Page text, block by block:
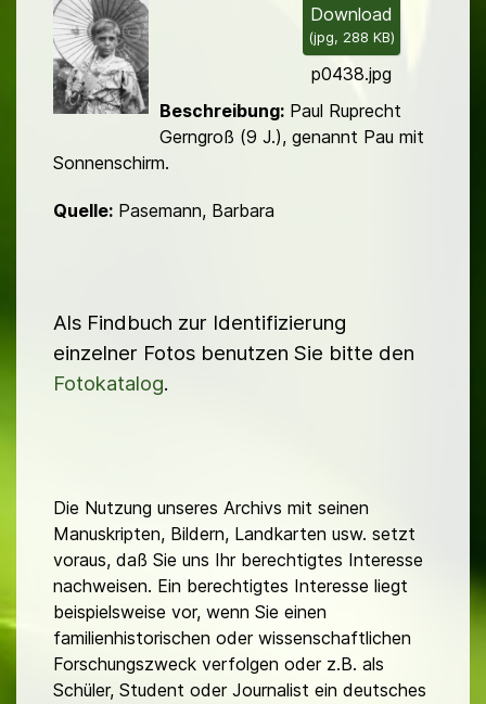
l
d
Download
(jpg, 288 KB)
p0438.jpg
Beschreibung:Paul Ruprecht
Gerngroß (9 J.), genannt Pau mit
Sonnenschirm.
Quelle: Pasemann, Barbara
Als Findbuch zur Identifizierung
einzelner Fotos benutzen Sie bitte den
Fotokatalog.
Die Nutzung unseres Archivs mit seinen
Manuskripten, Bildern, Landkarten usw. setzt
voraus, daß Sie uns Ihr berechtigtes Interesse
nachweisen. Ein berechtigtes Interesse liegt
beispielsweise vor, wenn Sie einen
familienhistorischen oder wissenschaftlichen
Forschungszweck verfolgen oder z.B. als
Schüler, Student oder Journalist ein deutsches